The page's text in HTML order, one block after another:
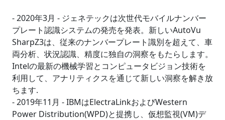
- 2020年3月 - ジェネテックは次世代モバイルナンバー
プレート認識システムの発売を発表。新しいAutoVu
SharpZ3は、従来のナンバープレート識別を超えて、車
両分析、状況認識、精度に独自の洞察をもたらします。
Intelの最新の機械学習とコンピュータビジョン技術を
利用して、アナリティクスを通じて新しい洞察を解き放
ちます.
- 2019年11月 - IBMはElectraLinkおよびWestern
Power Distribution(WPD)と提携し、仮想監視(VM)デ